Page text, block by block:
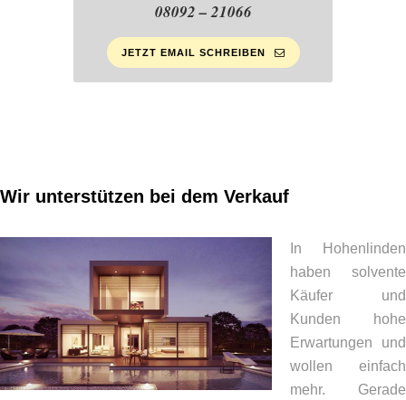
08092 – 21066
JETZT EMAIL SCHREIBEN
Wir unterstützen bei dem Verkauf
In Hohenlinden
haben solvente
Käufer und
Kunden hohe
Erwartungen und
wollen einfach
mehr. Gerade